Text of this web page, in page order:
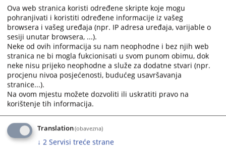
Ova web stranica koristi određene skripte koje mogu
pohranjivati i koristiti određene informacije iz vašeg
browsera i vašeg uređaja (npr. IP adresa uređaja, varijable o
sesiji unutar browsera, ...).
Neke od ovih informacija su nam neophodne i bez njih web
stranica ne bi mogla fukcionisati u svom punom obimu, dok
neke nisu prijeko neophodne a služe za dodatne stvari (npr.
procjenu nivoa posjećenosti, budućeg usavršavanja
stranice...).
Na ovom mjestu možete dozvoliti ili uskratiti pravo na
korištenje tih informacija.
Translation(obavezna)
↓ 2 Servisi treće strane